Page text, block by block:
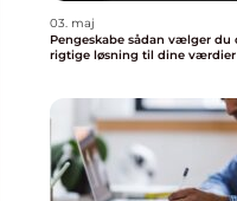
03. maj
Pengeskabe sådan vælger du den
rigtige løsning til dine værdier